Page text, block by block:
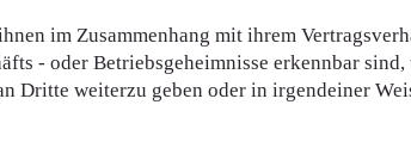
im Zusammenhang mit ihrem
- oder Betriebsgeheimnisse erkennbar
Dritte weiterzu geben oder in irgendeiner